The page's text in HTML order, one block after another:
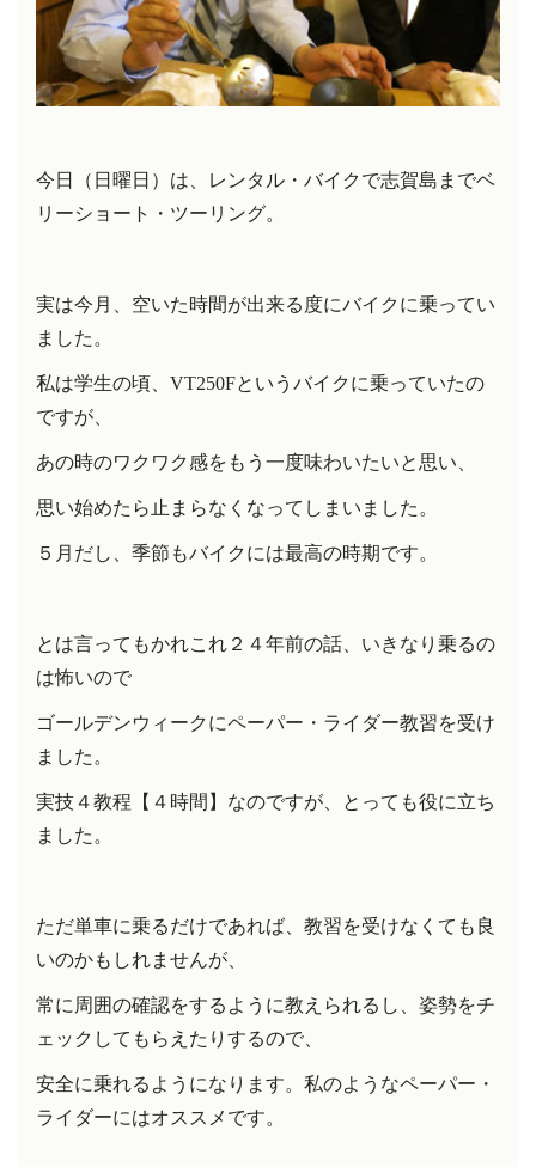
今日（日曜日）は、レンタル・バイクで志賀島までベ
リーショート・ツーリング。
実は今月、空いた時間が出来る度にバイクに乗ってい
ました。
私は学生の頃、 VT250Fというバイクに乗っていたの
ですが、
あの時のワクワク感をもう一度味わいたいと思い、
思い始めたら止まらなくなってしまいました。
５月だし、 季節もバイクには最高の時期です。
とは言ってもかれこれ２４年前の話、いきなり乗るの
は怖いので
ゴールデンウィークにペーパー・ライダー教習を受け
ました。
実技４教程【４時間】なのですが、とっても役に立ち
ました。
ただ単車に乗るだけであれば、教習を受けなくても良
いのかもしれませんが、
常に周囲の確認をするように教えられるし、姿勢をチ
ェックしてもらえたりするので、
安全に乗れるようになります。私のようなペーパー・
ライダーにはオススメです。